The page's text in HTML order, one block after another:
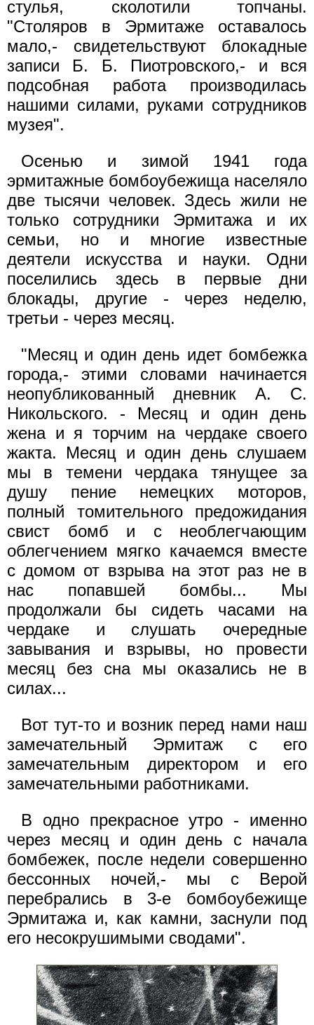
стулья, сколотили топчаны.
"Столяров в Эрмитаже оставалось
мало,- свидетельствуют блокадные
записи Б. Б. Пиотровского,- и вся
подсобная работа производилась
нашими силами, руками сотрудников
музея".
Осенью и зимой 1941 года
эрмитажные бомбоубежища населяло
две тысячи человек. Здесь жили не
только сотрудники Эрмитажа и их
семьи, но и многие известные
деятели искусства и науки. Одни
поселились здесь в первые дни
блокады, другие - через неделю,
третьи - через месяц.
"Месяц и один день идет бомбежка
города,- этими словами начинается
неопубликованный дневник А. С.
Никольского. - Месяц и один день
жена и я торчим на чердаке своего
жакта. Месяц и один день слушаем
мы в темени чердака тянущее за
душу пение немецких моторов,
полный томительного предожидания
свист бомб и с необлегчающим
облегчением мягко качаемся вместе
с домом от взрыва на этот раз не в
нас попавшей бомбы... Мы
продолжали бы сидеть часами на
чердаке и слушать очередные
завывания и взрывы, но провести
месяц без сна мы оказались не в
силах...
Вот тут-то и возник перед нами наш
замечательный Эрмитаж с его
замечательным директором и его
замечательными работниками.
В одно прекрасное утро - именно
через месяц и один день с начала
бомбежек, после недели совершенно
бессонных ночей,- мы с Верой
перебрались в 3-е бомбоубежище
Эрмитажа и, как камни, заснули под
его несокрушимыми сводами".